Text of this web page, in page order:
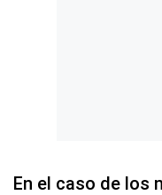
En el caso de los